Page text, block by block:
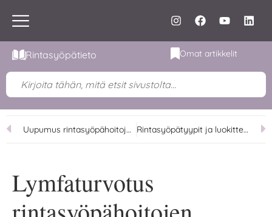
Rintasyöpätieto Omat artikkelit
Uupumus rintasyöpähoitojen jälkeen Rintasyöpätyypit ja luokittelu
Lymfaturvotus